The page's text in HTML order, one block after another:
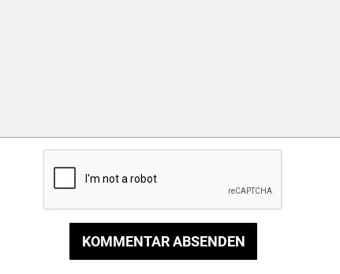
KOMMENTAR ABSENDEN